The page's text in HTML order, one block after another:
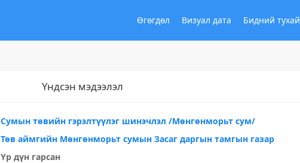
Өгөгдөл Визуал дата Бидний тухай
Үндсэн мэдээлэл
Сумын төвийн гэрэлтүүлэг шинэчлэл /Мөнгөнморьт сум/
Төв аймгийн Мөнгөнморьт сумын Засаг даргын тамгын газар
Үр дүн гарсан